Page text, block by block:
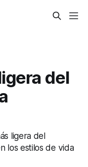
del
ligera del
los estilos de vida